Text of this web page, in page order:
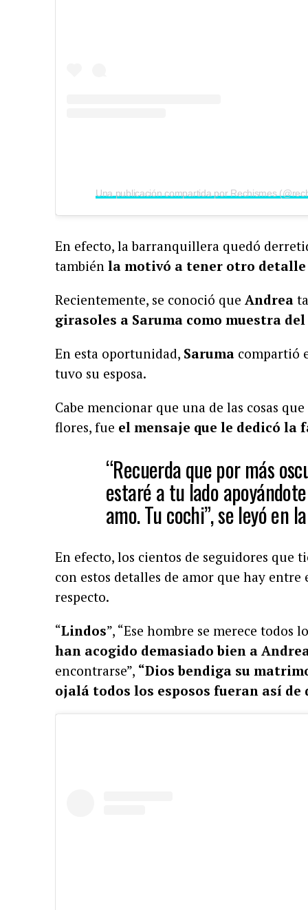
En efecto, la barranquillera quedó
también la motivó a tener otro
Recientemente, se conoció que Andrea
girasoles a Saruma como muestra
En esta oportunidad, Saruma compartió
tuvo su esposa.
Cabe mencionar que una de las cosas
flores, fue el mensaje que le dedicó la
“Recuerda que por más
estaré a tu lado
amo. Tu cochi”, se leyó en
En efecto, los cientos de seguidores que
con estos detalles de amor que hay
respecto.
“Lindos”, “Ese hombre se merece todos
han acogido demasiado bien a
encontrarse”, “Dios bendiga su
ojalá todos los esposos fueran así